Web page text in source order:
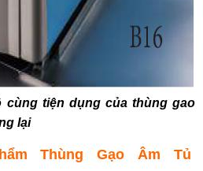
cùng tiện dụng của thùng gao
lại
Thùng Gạo Âm Tủ